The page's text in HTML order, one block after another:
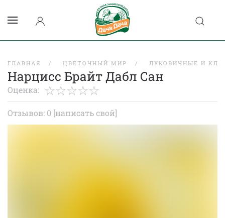
ГЛАВНАЯ ЦВЕТОЧНЫЙ МИР ЛУКОВИЧНЫЕ И
Нарцисс Брайт Дабл Сан
Оценка:
Отзывов: 0 [написать свой]